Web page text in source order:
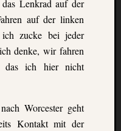
Lenkrad auf der
auf der linken
ich zucke bei jeder
denke, wir fahren
das ich hier nicht
Worcester geht
Kontakt mit der